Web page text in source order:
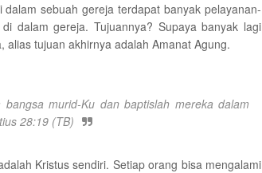
sebuah gereja terdapat banyak pelayanan-
dalam gereja. Tujuannya? Supaya banyak lagi
tujuan akhirnya adalah Amanat Agung.
murid-Ku dan baptislah mereka dalam
28:19 (TB)
Kristus sendiri. Setiap orang bisa mengalami